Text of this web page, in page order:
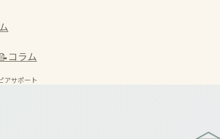
📝コラム
アサポート